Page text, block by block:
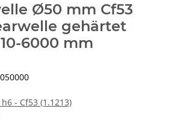
Ø50 mm Cf53
gehärtet
6000 mm
- Cf53 (1.1213)